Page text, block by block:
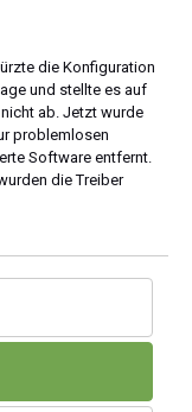
die Konfiguration
und stellte es auf
ab. Jetzt wurde
problemlosen
Software entfernt.
die Treiber